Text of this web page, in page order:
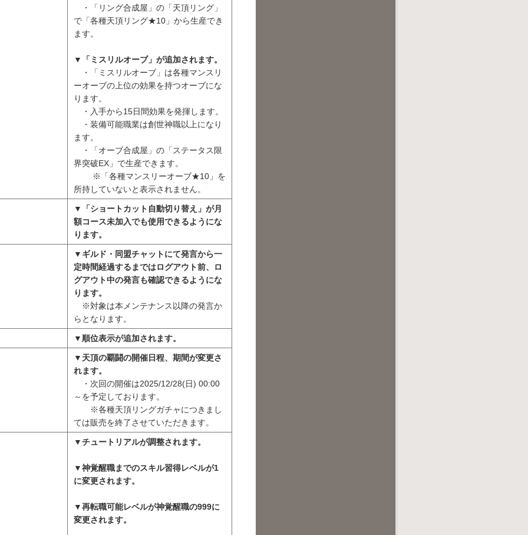
・「リング合成屋」の「天頂リング」
で「各種天頂リング★10」から生産でき
ます。
▼「ミスリルオーブ」が追加されます。
・「ミスリルオーブ」は各種マンスリ
ーオーブの上位の効果を持つオーブにな
ります。
・入手から15日間効果を発揮します。
・装備可能職業は創世神職以上になり
ます。
・「オーブ合成屋」の「ステータス限
界突破EX」で生産できます。
※「各種マンスリーオーブ★10」を
所持していないと表示されません。
▼「ショートカット自動切り替え」が月
額コース未加入でも使用できるようにな
ります。
▼ギルド・同盟チャットにて発言から一
定時間経過するまではログアウト前、ロ
グアウト中の発言も確認できるようにな
ります。
※対象は本メンテナンス以降の発言か
らとなります。
▼順位表示が追加されます。
▼天頂の覇闘の開催日程、期間が変更さ
れます。
・次回の開催は2025/12/28(日) 00:00
～を予定しております。
※各種天頂リングガチャにつきまし
ては販売を終了させていただきます。
▼チュートリアルが調整されます。
▼神覚醒職までのスキル習得レベルが1
に変更されます。
▼再転職可能レベルが神覚醒職の999に
変更されます。